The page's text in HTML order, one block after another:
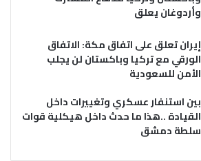
وأردوغان يعلق
إيران تعلق على اتفاق مكة: الاتفاق
الورقي مع تركيا وباكستان لن يجلب
الأمن للسعودية
بين استنفار عسكري وتغييرات داخل
القيادة ..هذا ما حدث داخل هيكلية قوات
سلطة دمشق